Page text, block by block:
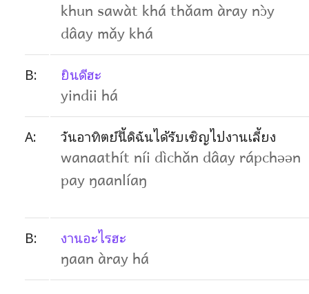
khun sawàt khá thǎam àray nɔ̀y
dâay mǎy khá
B: ยินดีฮะ
yindii há
A: วันอาทิตย์นี้ดิฉันได้รับเชิญไปงานเลี้ยง
wanaathít níi dìchǎn dâay rápchəən
pay ŋaanlíaŋ
B: งานอะไรฮะ
ŋaan àray há